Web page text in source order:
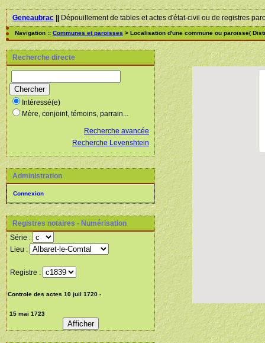
Geneaubrac||Dépouillement de tables et actes d'état-civil ou de registres
Navigation :: Communes et paroisses > Localisation d'une commune ou paroisse(
Recherche directe
Intéressé(e)
Mère, conjoint, témoins, parrain...
Recherche avancée
Recherche Levenshtein
Administration
Connexion
Registres notaires - Numérisation
Série :
Lieu :
Registre :